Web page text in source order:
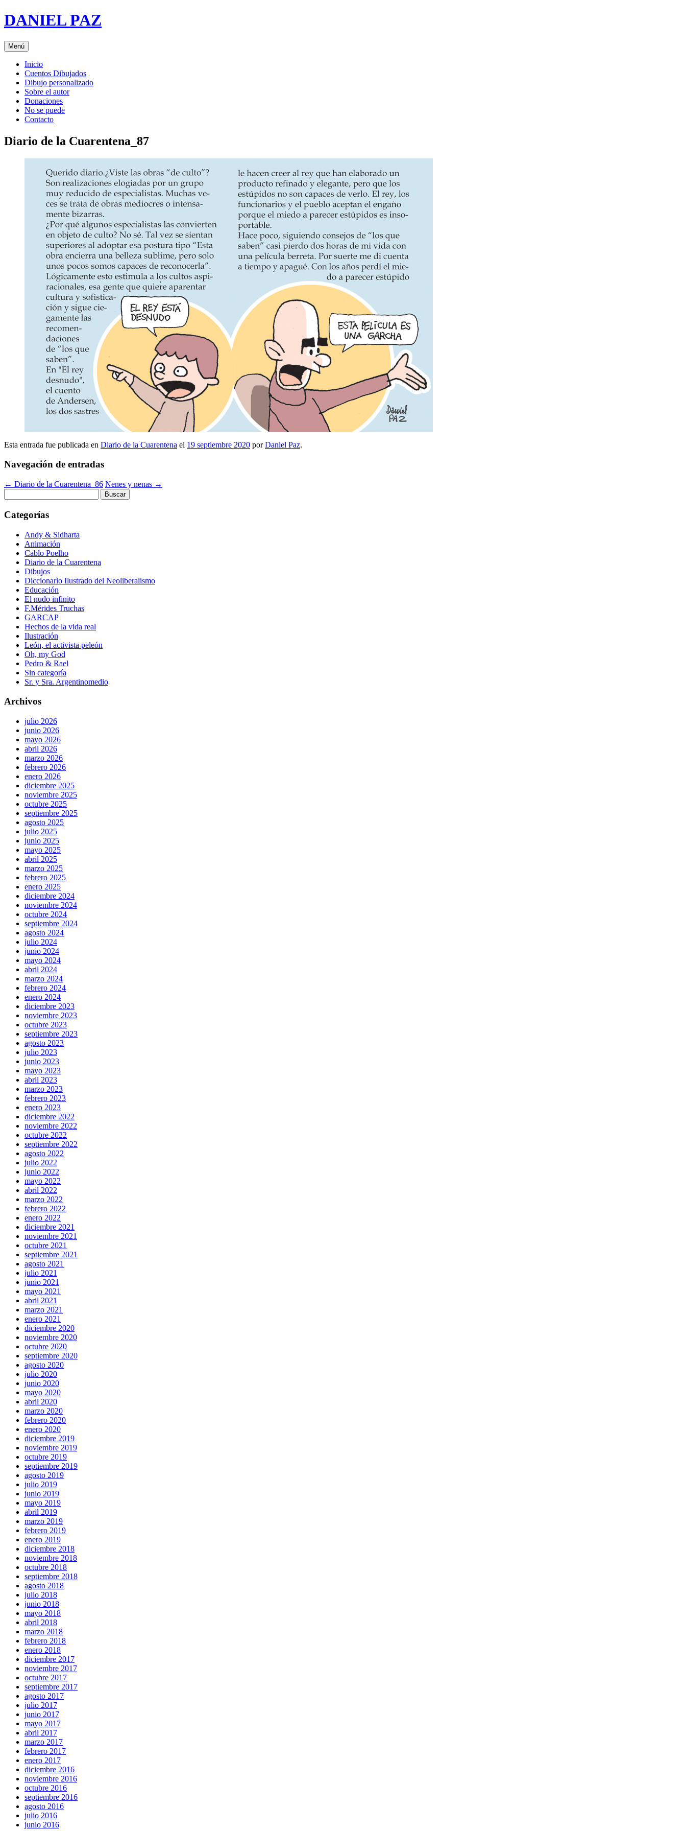
Saltar
al
DANIEL PAZ
Menú
Inicio
Cuentos Dibujados
Dibujo personalizado
Sobre el autor
Donaciones
No se puede
Contacto
Diario de la Cuarentena_87
Esta entrada fue publicada en Diario de la Cuarentena el 19 septiembre 2020 porDaniel Paz.
Navegación de entradas
← Diario de la Cuarentena_86 Nenes y nenas →
Categorías
Andy & Sidharta
Animación
Cablo Poelho
Diario de la Cuarentena
Dibujos
Diccionario Ilustrado del Neoliberalismo
Educación
El nudo infinito
F.Mérides Truchas
GARCAP
Hechos de la vida real
Ilustración
León, el activista peleón
Oh, my God
Pedro & Rael
Sin categoría
Sr. y Sra. Argentinomedio
Archivos
julio 2026
junio 2026
mayo 2026
abril 2026
marzo 2026
febrero 2026
enero 2026
diciembre 2025
noviembre 2025
octubre 2025
septiembre 2025
agosto 2025
julio 2025
junio 2025
mayo 2025
abril 2025
marzo 2025
febrero 2025
enero 2025
diciembre 2024
noviembre 2024
octubre 2024
septiembre 2024
agosto 2024
julio 2024
junio 2024
mayo 2024
abril 2024
marzo 2024
febrero 2024
enero 2024
diciembre 2023
noviembre 2023
octubre 2023
septiembre 2023
agosto 2023
julio 2023
junio 2023
mayo 2023
abril 2023
marzo 2023
febrero 2023
enero 2023
diciembre 2022
noviembre 2022
octubre 2022
septiembre 2022
agosto 2022
julio 2022
junio 2022
mayo 2022
abril 2022
marzo 2022
febrero 2022
enero 2022
diciembre 2021
noviembre 2021
octubre 2021
septiembre 2021
agosto 2021
julio 2021
junio 2021
mayo 2021
abril 2021
marzo 2021
enero 2021
diciembre 2020
noviembre 2020
octubre 2020
septiembre 2020
agosto 2020
julio 2020
junio 2020
mayo 2020
abril 2020
marzo 2020
febrero 2020
enero 2020
diciembre 2019
noviembre 2019
octubre 2019
septiembre 2019
agosto 2019
julio 2019
junio 2019
mayo 2019
abril 2019
marzo 2019
febrero 2019
enero 2019
diciembre 2018
noviembre 2018
octubre 2018
septiembre 2018
agosto 2018
julio 2018
junio 2018
mayo 2018
abril 2018
marzo 2018
febrero 2018
enero 2018
diciembre 2017
noviembre 2017
octubre 2017
septiembre 2017
agosto 2017
julio 2017
junio 2017
mayo 2017
abril 2017
marzo 2017
febrero 2017
enero 2017
diciembre 2016
noviembre 2016
octubre 2016
septiembre 2016
agosto 2016
julio 2016
junio 2016